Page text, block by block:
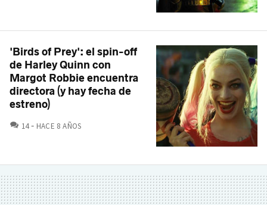
'Birds of Prey': el spin-off
de Harley Quinn con
Margot Robbie encuentra
directora (y hay fecha de
estreno)
14 COMENTARIOS
HACE 8 AÑOS